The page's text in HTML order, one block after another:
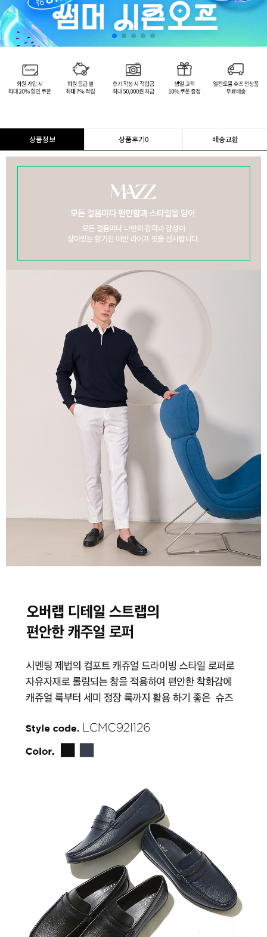
상품정보 상품후기0 배송교환